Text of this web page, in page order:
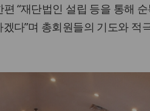
“재단법인 설립 등을 통해
다”며 총회원들의 기도와 적